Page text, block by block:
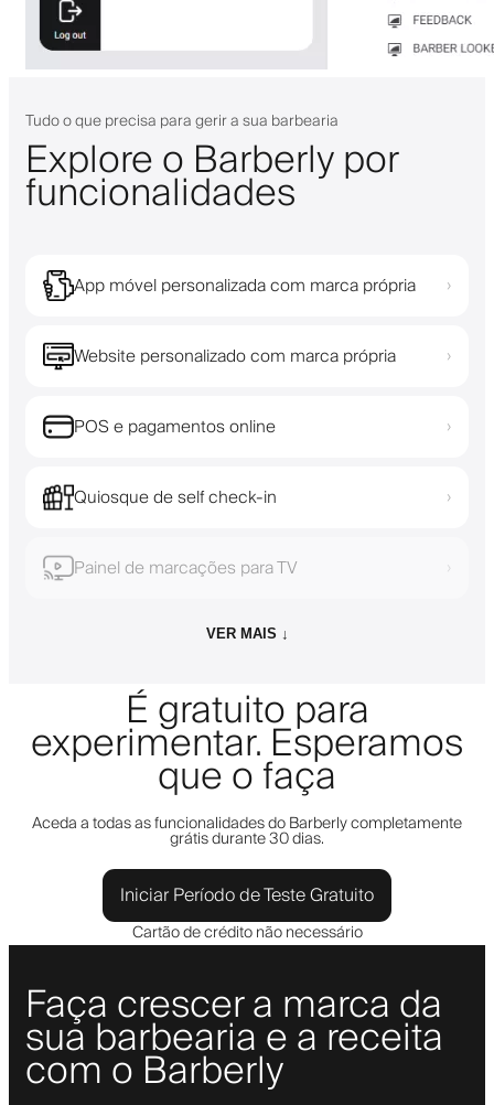
Tudo o que precisa para gerir a sua barbearia
Explore o Barberly por
funcionalidades
App móvel personalizada com marca própria ›
Website personalizado com marca própria ›
POS e pagamentos online ›
Quiosque de self check-in ›
Painel de marcações para TV ›
VER MAIS ↓
É gratuito para
experimentar. Esperamos
que o faça
Aceda a todas as funcionalidades do Barberly completamente
grátis durante 30 dias.
Iniciar Período de Teste Gratuito
Cartão de crédito não necessário
Faça crescer a marca da
sua barbearia e a receita
com o Barberly